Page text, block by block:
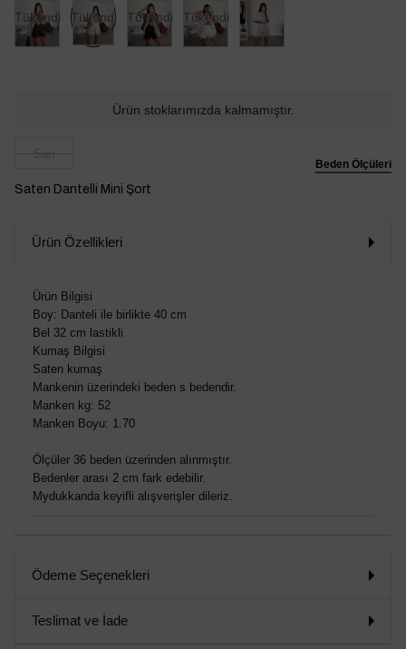
Tükendi Tükendi Tükendi Tükendi
Ürün stoklarımızda kalmamıştır.
Beden Ölçüleri
Saten Dantelli Mini Şort
Ürün Özellikleri
Ürün Bilgisi
Boy: Danteli ile birlikte 40 cm
Bel 32 cm lastikli
Kumaş Bilgisi
Saten kumaş
Mankenin üzerindeki beden s bedendir.
Manken kg: 52
Manken Boyu: 1.70
Ölçüler 36 beden üzerinden alınmıştır.
Bedenler arası 2 cm fark edebilir.
Mydukkanda keyifli alışverişler dileriz.
Ödeme Seçenekleri
Teslimat ve İade